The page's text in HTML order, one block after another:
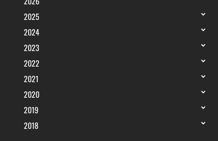
2025
2024
2023
2022
2021
2020
2019
2018